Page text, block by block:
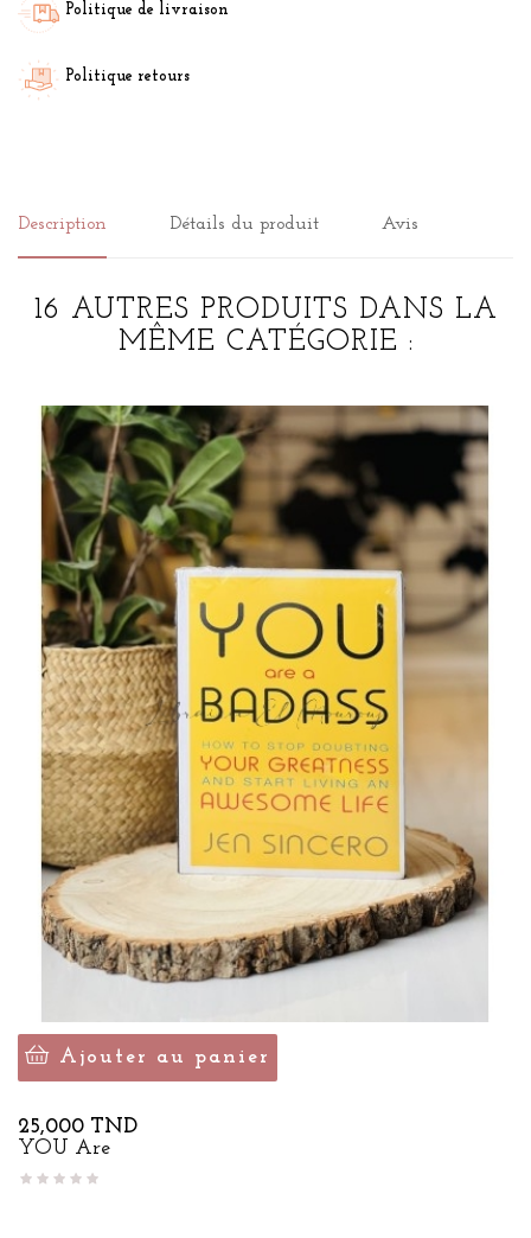
Politique de livraison
Politique retours
Description Détails du produit Avis
16 AUTRES PRODUITS DANS LA
MÊME CATÉGORIE :
Ajouter au panier
Prix
25,000 TND
YOU Are